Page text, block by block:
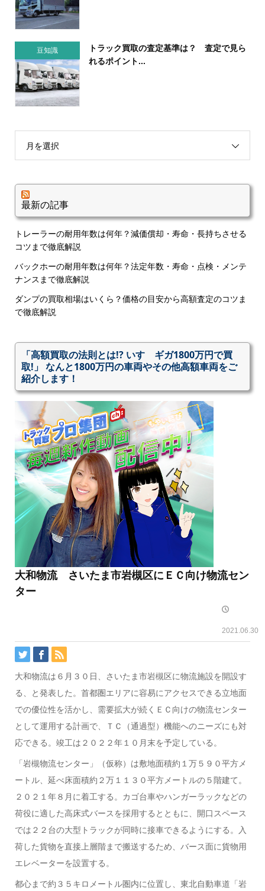
大和物流 さいたま市岩槻区にＥＣ向け物流セン
ター
2021.06.30
大和物流は６月３０日、さいたま市岩槻区に物流施設を開設す
る、と発表した。首都圏エリアに容易にアクセスできる立地面
での優位性を活かし、需要拡大が続くＥＣ向けの物流センター
として運用する計画で、ＴＣ（通過型）機能へのニーズにも対
応できる。竣工は２０２２年１０月末を予定している。
「岩槻物流センター」（仮称）は敷地面積約１万５９０平方メ
ートル、延べ床面積約２万１１３０平方メートルの５階建て。
２０２１年８月に着工する。カゴ台車やハンガーラックなどの
荷役に適した高床式バースを採用するとともに、開口スペース
では２２台の大型トラックが同時に接車できるようにする。入
荷した貨物を直接上層階まで搬送するため、バース面に貨物用
エレベーターを設置する。
都心まで約３５キロメートル圏内に位置し、東北自動車道「岩
豆知識
トラック買取の査定基準は？ 査定で見ら
れるポイント...
月を選択
最新の記事
トレーラーの耐用年数は何年？減価償却・寿命・長持ちさせる
コツまで徹底解説
バックホーの耐用年数は何年？法定年数・寿命・点検・メンテ
ナンスまで徹底解説
ダンプの買取相場はいくら？価格の目安から高額査定のコツま
で徹底解説
「高額買取の法則とは!? いすゞギガ1800万円で買
取!」 なんと1800万円の車両やその他高額車両をご
紹介します！